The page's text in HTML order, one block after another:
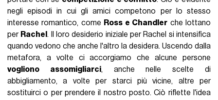
negli episodi in cui gli amici competono per lo stesso
interesse romantico, come Ross e Chandler che lottano
per Rachel. Il loro desiderio iniziale per Rachel si intensifica
quando vedono che anche l'altro la desidera. Uscendo dalla
metafora, a volte ci accorgiamo che alcune persone
vogliono assomigliarci, anche nelle scelte di
abbigliamento, a volte per starci più vicine, altre per
sostituirci o per prendere il nostro posto. Ciò riflette l'idea